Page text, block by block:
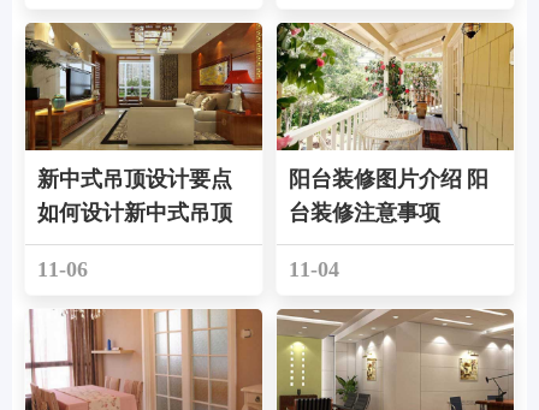
新中式吊顶设计要点
如何设计新中式吊顶
11-06
阳台装修图片介绍 阳
台装修注意事项
11-04